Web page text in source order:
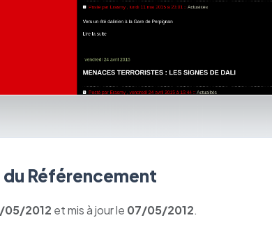
Référencement
05/2012 et mis à jour le 07/05/2012.